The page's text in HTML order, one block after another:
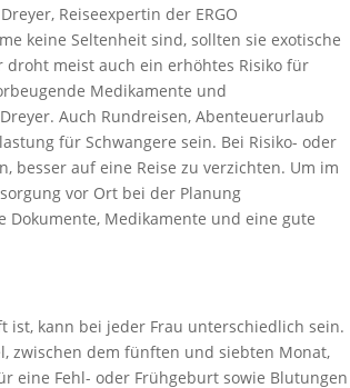
Reiseexpertin der ERGO
keine Seltenheit sind, sollten sie exotische
meist auch ein erhöhtes Risiko für
Medikamente und
Auch Rundreisen, Abenteuerurlaub
für Schwangere sein. Bei Risiko- oder
besser auf eine Reise zu verzichten. Um im
vor Ort bei der Planung
Medikamente und eine gute
ist, kann bei jeder Frau unterschiedlich sein.
zwischen dem fünften und siebten Monat,
eine Fehl- oder Frühgeburt sowie Blutungen